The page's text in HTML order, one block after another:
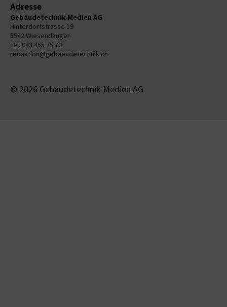
Adresse
Gebäudetechnik Medien AG
Hinterdorfstrasse 19
8542 Wiesendangen
Tel. 043 455 75 70
redaktion@gebaeudetechnik.ch
© 2026 Gebäudetechnik Medien AG